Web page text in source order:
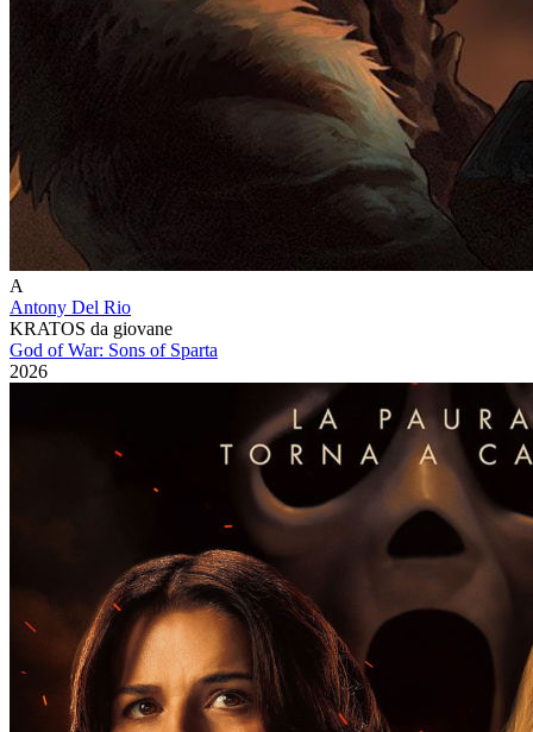
A
Antony Del Rio
KRATOS da giovane
God of War: Sons of Sparta
2026